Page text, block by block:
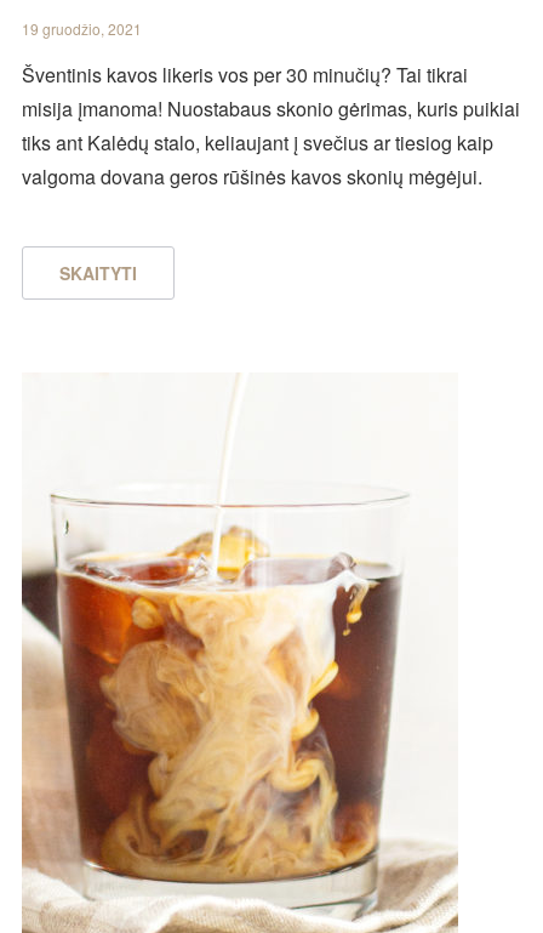
19 gruodžio, 2021
Šventinis kavos likeris vos per 30 minučių? Tai tikrai
misija įmanoma! Nuostabaus skonio gėrimas, kuris puikiai
tiks ant Kalėdų stalo, keliaujant į svečius ar tiesiog kaip
valgoma dovana geros rūšinės kavos skonių mėgėjui.
SKAITYTI